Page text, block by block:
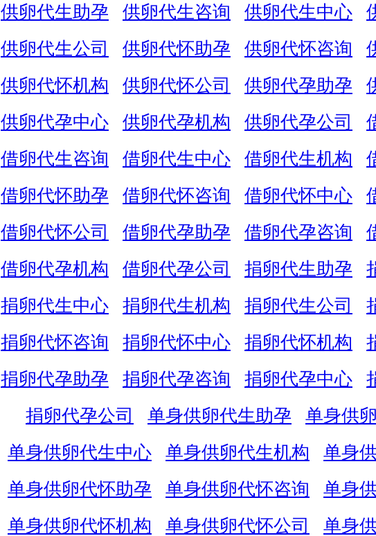
供卵代生助孕
供卵代生咨询 供卵代生中心
供卵代生公司
供卵代怀助孕 供卵代怀咨询
供卵代怀机构
供卵代怀公司 供卵代孕助孕
供卵代孕中心
供卵代孕机构 供卵代孕公司
借卵代生咨询
借卵代生中心 借卵代生机构
借卵代怀助孕
借卵代怀咨询 借卵代怀中心
借卵代怀公司
借卵代孕助孕 借卵代孕咨询
借卵代孕机构
借卵代孕公司 捐卵代生助孕
捐卵代生中心
捐卵代生机构 捐卵代生公司
捐卵代怀咨询
捐卵代怀中心 捐卵代怀机构
捐卵代孕助孕
捐卵代孕咨询 捐卵代孕中心
捐卵代孕公司
单身供卵代生助孕
单身供
单身供卵代生中心
单身供卵代生机构
单身
单身供卵代怀助孕
单身供卵代怀咨询
单身
单身供卵代怀机构
单身供卵代怀公司
单身